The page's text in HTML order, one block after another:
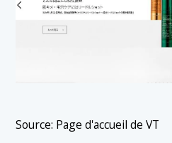
Source: Page d'accueil de VT